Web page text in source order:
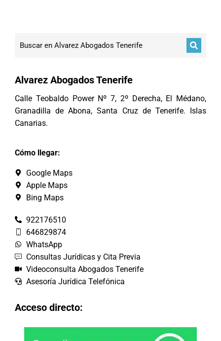
Alvarez Abogados Tenerife
Calle Teobaldo Power Nº 7, 2º Derecha, El Médano,
Granadilla de Abona, Santa Cruz de Tenerife. Islas
Canarias.
Cómo llegar:
Google Maps
Apple Maps
Bing Maps
922176510
646829874
WhatsApp
Consultas Jurídicas y Cita Previa
Videoconsulta Abogados Tenerife
Asesoría Jurídica Telefónica
Acceso directo: